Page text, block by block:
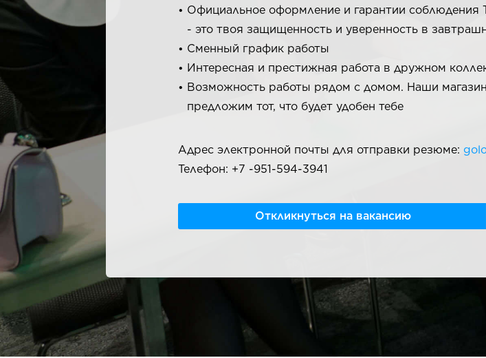
Официальное оформление и гарантии
- это твоя защищенность и уверенность в
Сменный график работы
Интересная и престижная работа в дружном
Возможность работы рядом с домом. Наши
предложим тот, что будет удобен тебе
Адрес электронной почты для отправки резюме:
Телефон: +7 -951-594-3941
Откликнуться на вакансию